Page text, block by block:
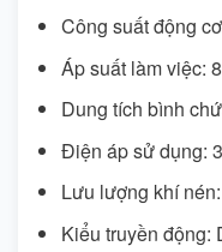
Công suất động
Áp suất làm việc:
Dung tích bình
Điện áp sử dụng:
Lưu lượng khí
Kiểu truyền động: